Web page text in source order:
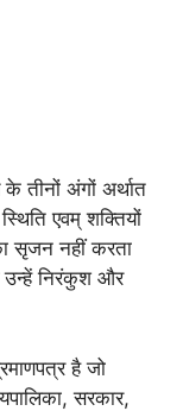
तीनों अंगों अर्थात
एवम् शक्तियों
सृजन नहीं करता
उन्हें निरंकुश और
है जो
सरकार,